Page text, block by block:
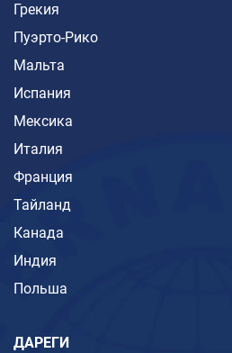
Грекия
Пуэрто-Рико
Мальта
Испания
Мексика
Италия
Франция
Тайланд
Канада
Индия
Польша
ДАРЕГИ